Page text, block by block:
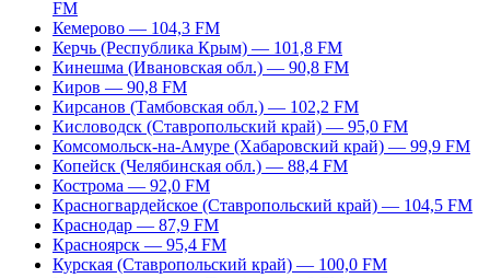
FM
Кемерово — 104,3 FM
Керчь (Республика Крым) — 101,8 FM
Кинешма (Ивановская обл.) — 90,8 FM
Киров — 90,8 FM
Кирсанов (Тамбовская обл.) — 102,2 FM
Кисловодск (Ставропольский край) — 95,0 FM
Комсомольск-на-Амуре (Хабаровский край) — 99,9 FM
Копейск (Челябинская обл.) — 88,4 FM
Кострома — 92,0 FM
Красногвардейское (Ставропольский край) — 104,5 FM
Краснодар — 87,9 FM
Красноярск — 95,4 FM
Курская (Ставропольский край) — 100,0 FM